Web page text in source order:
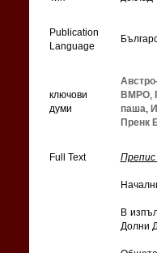
Publication
Language
ключови
думи
ВМРО,
паша,
Пренк
Full Text
Препис
В
Долни